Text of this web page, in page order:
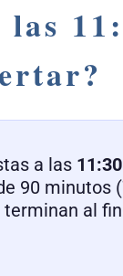
las
a las
90 minutos
al